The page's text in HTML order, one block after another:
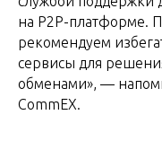
на P2P-платформе.
рекомендуем
сервисы для
обменами», —
CommEX.